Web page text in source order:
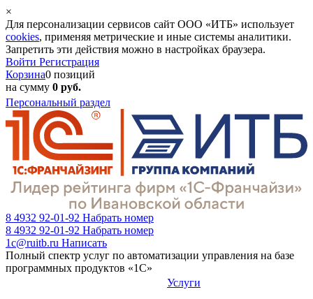
×
Для персонализации сервисов сайт ООО «ИТБ» использует
cookies, применяя метрические и иные системы аналитики.
Запретить эти действия можно в настройках браузера.
Войти Регистрация
Корзина0 позиций
на сумму 0 руб.
Персональный раздел
8 4932 92-01-92 Набрать номер
8 4932 92-01-92 Набрать номер
1c@ruitb.ru Написать
Полный спектр услуг по автоматизации управления на базе
программных продуктов «1С»
Услуги